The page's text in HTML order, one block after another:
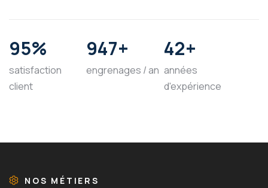
100%
satisfaction
client
1000
engrenages / an
45+
années
d'expérience
NOS MÉTIERS